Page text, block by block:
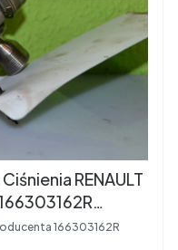
RENAULT
166303162R